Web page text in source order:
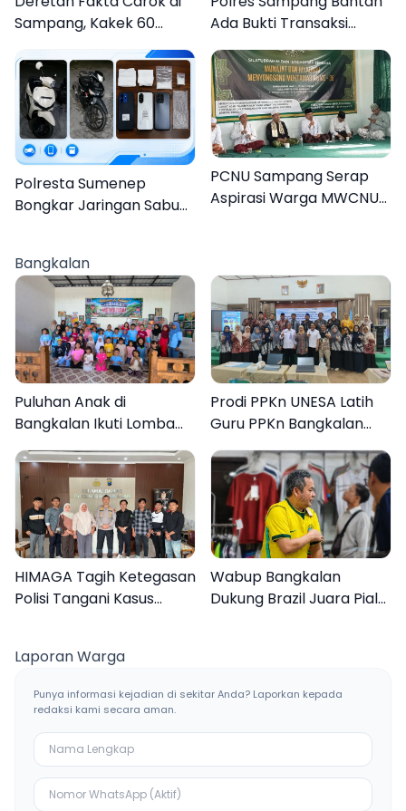
Sampang, Kakek 60
Tahun Duel Melawan 2
Pria
Ada Bukti Transaksi
dalam Kasus Rudapaksa
Anak 27 Tersangka
Polresta Sumenep
Bongkar Jaringan Sabu
PCNU Sampang Serap
Aspirasi Warga MWCNU
Bangkalan
Puluhan Anak di
Bangkalan Ikuti Lomba
Mewarnai Bertema
Liburan Keluarga
Prodi PPKn UNESA Latih
Guru PPKn Bangkalan
dengan Pembelajaran
Inovasi Teknologi
HIMAGA Tagih Ketegasan
Polisi Tangani Kasus
Wabup Bangkalan
Dukung Brazil Juara Piala
Laporan Warga
Punya informasi kejadian di sekitar Anda? Laporkan kepada
redaksi kami secara aman.